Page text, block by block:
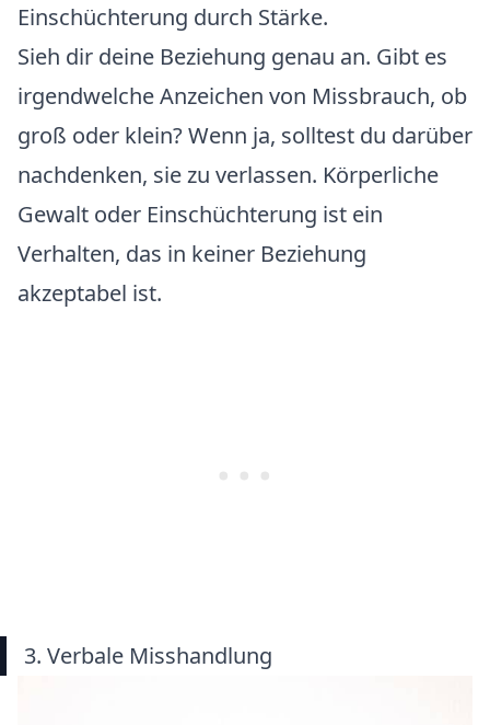
Einschüchterung durch Stärke.
Sieh dir deine Beziehung genau an. Gibt es
irgendwelche Anzeichen von Missbrauch, ob
groß oder klein? Wenn ja, solltest du darüber
nachdenken, sie zu verlassen. Körperliche
Gewalt oder Einschüchterung ist ein
Verhalten, das in keiner Beziehung
akzeptabel ist.
3. Verbale Misshandlung